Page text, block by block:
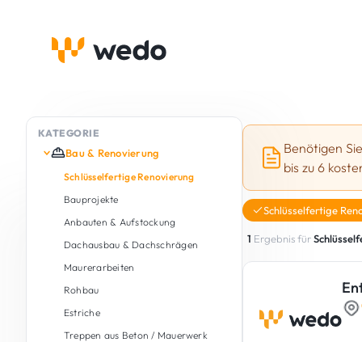
KATEGORIE
Bau & Renovierung
Schlüsselfertige Renovierung
Bauprojekte
Anbauten & Aufstockung
Dachausbau & Dachschrägen
Maurerarbeiten
Rohbau
Estriche
Treppen aus Beton / Mauerwerk
Benötigen
bis zu 6
Schlüsselfertige
1 Ergebnis für